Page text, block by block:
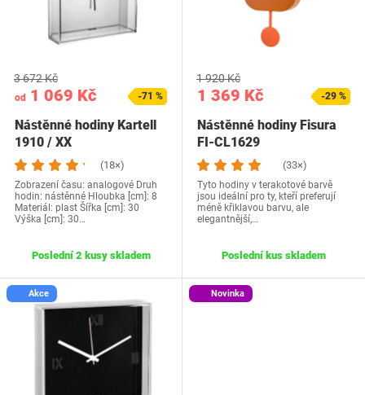
od 1 069 Kč
3 672 Kč
-71 %
Nástěnné hodiny Kartell
1910 / XX
(18×)
Zobrazení času: analogové Druh
hodin: nástěnné Hloubka [cm]: 8
Materiál: plast Šířka [cm]: 30
Výška [cm]: 30…
Poslední 2 kusy skladem
1 369 Kč
1 920 Kč
-29 %
Nástěnné hodiny Fisura
FI-CL1629
(33×)
Tyto hodiny v terakotové barvě
jsou ideální pro ty, kteří preferují
méně křiklavou barvu, ale
elegantnější,…
Poslední kus skladem
Akce Novinka